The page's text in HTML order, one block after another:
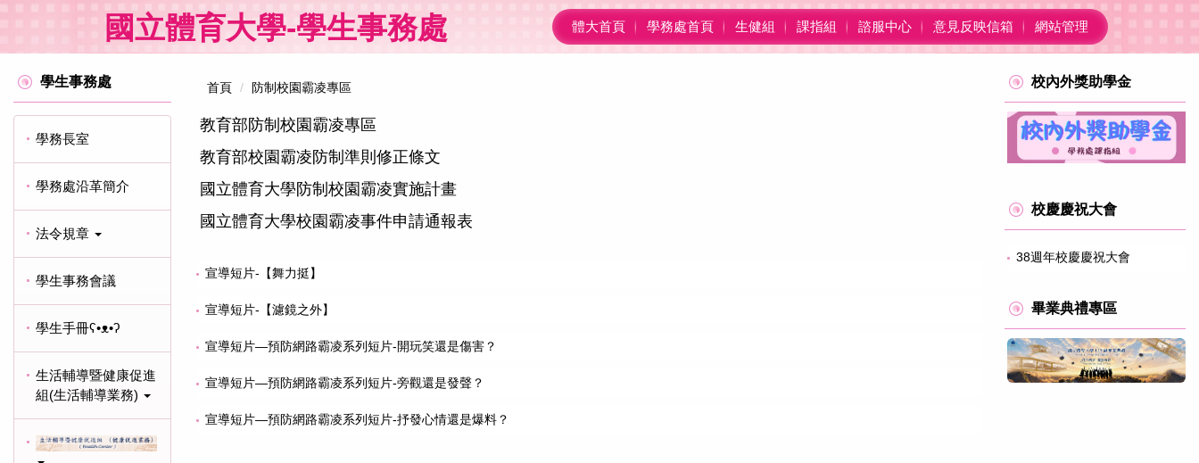
內
容
國立體育大學-學生事務處 體大首頁 學務處首頁 生健組 課指組 諮服中心 意見反映信箱 網站管理
學生事務處
學務長室
學務處沿革簡介
法令規章
學生事務會議
學生手冊ʕ•ᴥ•ʔ
生活輔導暨健康促進
組(生活輔導業務)
首頁 防制校園霸凌專區
教育部防制校園霸凌專區
教育部校園霸凌防制準則修正條文
國立體育大學防制校園霸凌實施計畫
國立體育大學校園霸凌事件申請通報表
宣導短片-【舞力挺】
宣導短片-【濾鏡之外】
宣導短片—預防網路霸凌系列短片-開玩笑還是傷害？
宣導短片—預防網路霸凌系列短片-旁觀還是發聲？
宣導短片—預防網路霸凌系列短片-抒發心情還是爆料？
校內外獎助學金
校慶慶祝大會
38週年校慶慶祝大會
畢業典禮專區